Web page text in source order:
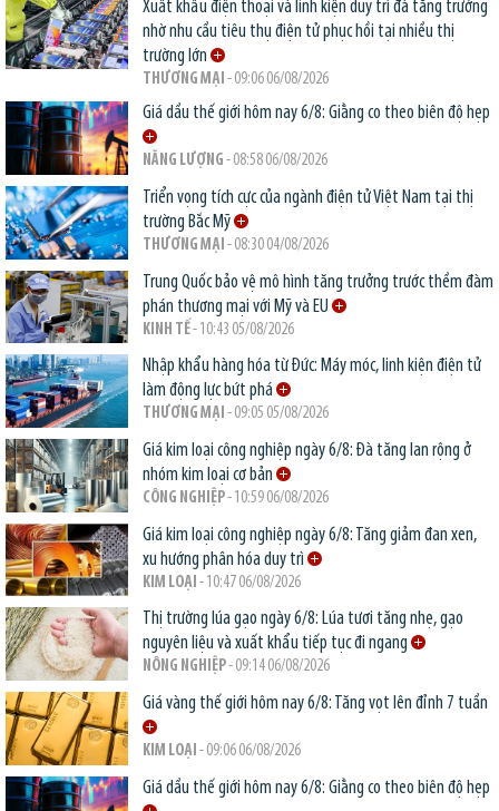
Xuất khẩu điện thoại và linh kiện duy trì đà tăng trưởng
nhờ nhu cầu tiêu thụ điện tử phục hồi tại nhiều thị
trường lớn
THƯƠNG MẠI - 09:06 06/08/2026
Giá dầu thế giới hôm nay 6/8: Giằng co theo biên độ hẹp
NĂNG LƯỢNG - 08:58 06/08/2026
Triển vọng tích cực của ngành điện tử Việt Nam tại thị
trường Bắc Mỹ
THƯƠNG MẠI - 08:30 04/08/2026
Trung Quốc bảo vệ mô hình tăng trưởng trước thềm đàm
phán thương mại với Mỹ và EU
KINH TẾ- 10:43 05/08/2026
Nhập khẩu hàng hóa từ Đức: Máy móc, linh kiện điện tử
làm động lực bứt phá
THƯƠNG MẠI - 09:05 05/08/2026
Giá kim loại công nghiệp ngày 6/8: Đà tăng lan rộng ở
nhóm kim loại cơ bản
CÔNG NGHIỆP- 10:59 06/08/2026
Giá kim loại công nghiệp ngày 6/8: Tăng giảm đan xen,
xu hướng phân hóa duy trì
KIM LOẠI - 10:47 06/08/2026
Thị trường lúa gạo ngày 6/8: Lúa tươi tăng nhẹ, gạo
nguyên liệu và xuất khẩu tiếp tục đi ngang
NÔNG NGHIỆP- 09:14 06/08/2026
Giá vàng thế giới hôm nay 6/8: Tăng vọt lên đỉnh 7 tuần
KIM LOẠI - 09:06 06/08/2026
Giá dầu thế giới hôm nay 6/8: Giằng co theo biên độ hẹp